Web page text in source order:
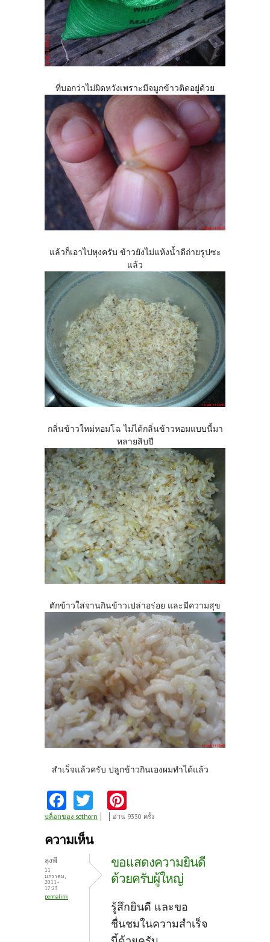
ที่บอกว่าไม่ผิดหวังเพราะมีจมูกข้าวติดอยู่ด้วย
แล้วก็เอาไปหุงครับ ข้าวยังไม่แห้งน้ำดีถ่ายรูปซะ
แล้ว
กลิ่นข้าวใหม่หอมโฉ ไม่ได้กลิ่นข้าวหอมแบบนี้มา
หลายสิบปี
ตักข้าวใส่จานกินข้าวเปล่าอร่อย และมีความสุข
สำเร็จแล้วครับ ปลูกข้าวกินเองผมทำได้แล้ว
Fa
ce
b
k
w
itt
nt
es
t
บล็อกของ sothorn อ่าน 9330 ครั้ง
ความเห็น
ลุงพี
11
มกราคม,
2011 -
17:23
permalink
ขอแสดงความยินดี
ด้วยครับผู้ใหญ่
รู้สึกยินดี และขอ
ชื่นชมในความสำเร็จ